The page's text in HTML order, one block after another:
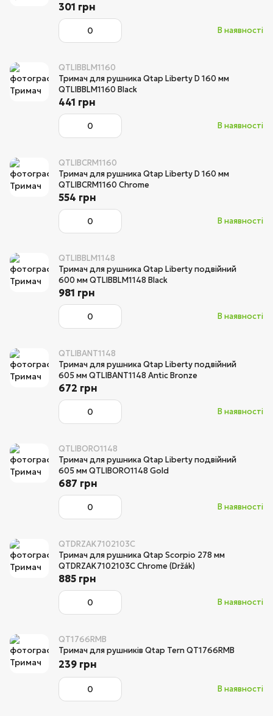
В наявності
301 грн
QTLIBBLM1160
Тримач для рушника Qtap Liberty D 160 мм
QTLIBBLM1160 Black
В наявності
441 грн
QTLIBCRM1160
Тримач для рушника Qtap Liberty D 160 мм
QTLIBCRM1160 Chrome
В наявності
554 грн
QTLIBBLM1148
Тримач для рушника Qtap Liberty подвійний
600 мм QTLIBBLM1148 Black
В наявності
981 грн
QTLIBANT1148
Тримач для рушника Qtap Liberty подвійний
605 мм QTLIBANT1148 Antic Bronze
В наявності
672 грн
QTLIBORO1148
Тримач для рушника Qtap Liberty подвійний
605 мм QTLIBORO1148 Gold
В наявності
687 грн
QTDRZAK7102103C
Тримач для рушника Qtap Scorpio 278 мм
QTDRZAK7102103C Chrome (Držák)
В наявності
885 грн
QT1766RMB
Тримач для рушників Qtap Tern QT1766RMB
В наявності
239 грн